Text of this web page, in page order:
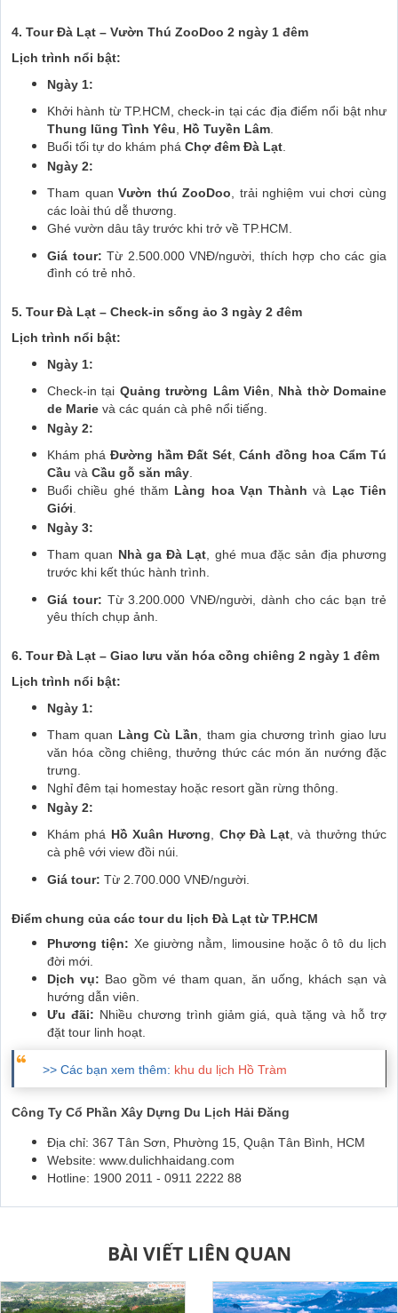
4. Tour Đà Lạt – Vườn Thú ZooDoo 2 ngày 1 đêm
Lịch trình nổi bật:
Ngày 1:
Khởi hành từ TP.HCM, check-in tại các địa điểm nổi bật như
Thung lũng Tình Yêu
Hồ Tuyền Lâm
Buổi tối tự do khám phá Chợ đêm Đà Lạt
Ngày 2:
Tham quanVườn thú ZooDoo , trải nghiệm vui chơi cùng
các loài thú dễ thương.
Ghé vườn dâu tây trước khi trở về TP.HCM.
Giá tour: Từ 2.500.000 VNĐ/người, thích hợp cho các gia
đình có trẻ nhỏ.
5. Tour Đà Lạt – Check-in sống ảo 3 ngày 2 đêm
Lịch trình nổi bật:
Ngày 1:
Check-in tại Quảng trường Lâm Viên
Nhà thờ Domaine
de Marie và các quán cà phê nổi tiếng.
Ngày 2:
Khám phá Đường hầm Đất Sét,Cánh đồng hoa Cẩm Tú
Cầu và Cầu gỗ săn mây
Buổi chiều ghé thăm Làng hoa Vạn Thành và Lạc Tiên
Giới
Ngày 3:
Tham quan Nhà ga Đà Lạt , ghé mua đặc sản địa phương
trước khi kết thúc hành trình.
Giá tour: Từ 3.200.000 VNĐ/người, dành cho các bạn trẻ
yêu thích chụp ảnh.
6. Tour Đà Lạt – Giao lưu văn hóa cồng chiêng 2 ngày 1 đêm
Lịch trình nổi bật:
Ngày 1:
Tham quan Làng Cù Lần , tham gia chương trình giao lưu
văn hóa cồng chiêng, thưởng thức các món ăn nướng đặc
trưng.
Nghỉ đêm tại homestay hoặc resort gần rừng thông.
Ngày 2:
Khám phá Hồ Xuân Hương Chợ Đà Lạt , và thưởng thức
cà phê với view đồi núi.
Giá tour: Từ 2.700.000 VNĐ/người.
Điểm chung của các tour du lịch Đà Lạt từ TP.HCM
Phương tiện: Xe giường nằm, limousine hoặc ô tô du lịch
đời mới.
Dịch vụ: Bao gồm vé tham quan, ăn uống, khách sạn và
hướng dẫn viên.
Ưu đãi: Nhiều chương trình giảm giá, quà tặng và hỗ trợ
đặt tour linh hoạt.
>> Các bạn xem thêm: khu du lịch Hồ Tràm
Công Ty Cổ Phần Xây Dựng Du Lịch Hải Đăng
Địa chỉ: 367 Tân Sơn, Phường 15, Quận Tân Bình, HCM
Website: www.dulichhaidang.com
Hotline: 1900 2011 - 0911 2222 88
BÀI VIẾT LIÊN QUAN